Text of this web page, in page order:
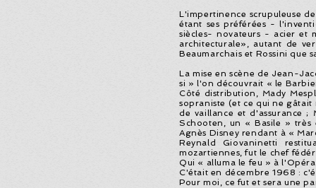
L'impertinence scrupuleuse
étant ses préférées -
siècles- novateurs - acier et
architecturale», autant de
Beaumarchais et Rossini que
La mise en scène de Jean-
si » l'on découvrait « le
Côté distribution, Mady
sopraniste (et ce qui ne
de vaillance et d'assurance
Schooten, un « Basile » très
Agnès Disney rendant à «
Reynald Giovaninetti
mozartiennes, fut le chef
Qui « alluma le feu » à
C'était en décembre 1968 :
Pour moi, ce fut et sera une